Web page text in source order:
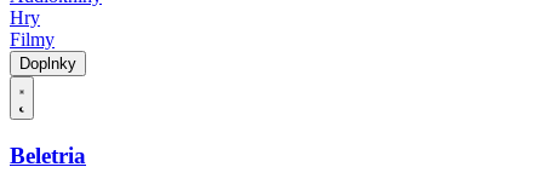
Hry
Filmy
Doplnky
Beletria